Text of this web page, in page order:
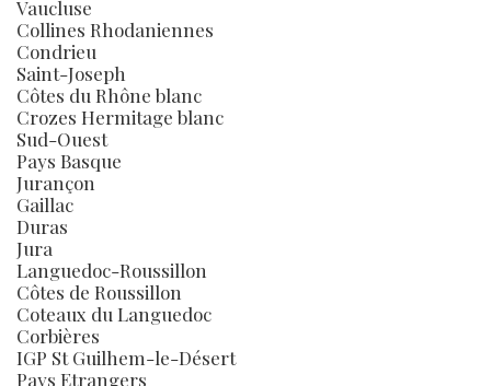
Vaucluse
Collines Rhodaniennes
Condrieu
Saint-Joseph
Côtes du Rhône blanc
Crozes Hermitage blanc
Sud-Ouest
Pays Basque
Jurançon
Gaillac
Duras
Jura
Languedoc-Roussillon
Côtes de Roussillon
Coteaux du Languedoc
Corbières
IGP St Guilhem-le-Désert
Pays Etrangers